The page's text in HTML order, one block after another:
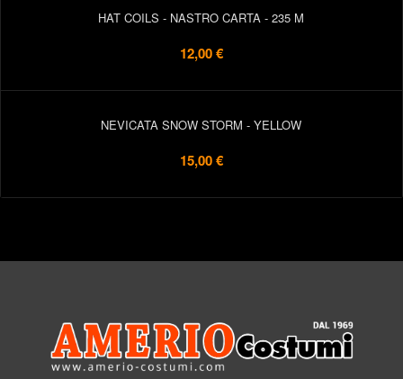
HAT COILS - NASTRO CARTA - 235 M
12,00 €
NEVICATA SNOW STORM - YELLOW
15,00 €